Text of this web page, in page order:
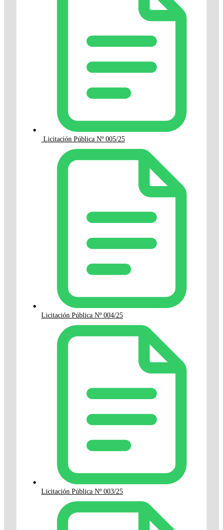
Licitación Pública Nº 005/25
Licitación Pública Nº 004/25
Licitación Pública Nº 003/25